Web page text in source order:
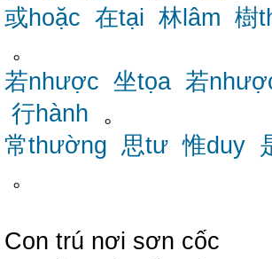
或hoặc 在tại 林lâm 樹
。
若nhược 坐tọa 若
行hành 。
常thường 思tư 惟duy
。
Con trú nơi sơn cốc